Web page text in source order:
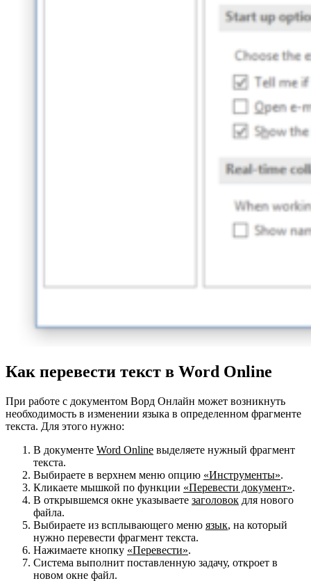
Как перевести текст в Word Online
При работе с документом Ворд Онлайн может возникнуть
необходимость в изменении языка в определенном фрагменте
текста. Для этого нужно:
В документе Word Online выделяете нужный фрагмент
текста.
Выбираете в верхнем меню опцию «Инструменты».
Кликаете мышкой по функции «Перевести документ».
В открывшемся окне указываете заголовок для нового
файла.
Выбираете из всплывающего меню язык, на который
нужно перевести фрагмент текста.
Нажимаете кнопку «Перевести».
Система выполнит поставленную задачу, откроет в
новом окне файл.